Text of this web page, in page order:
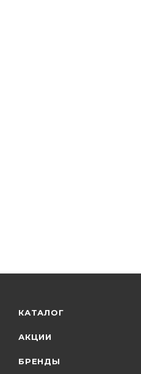
КАТАЛОГ
АКЦИИ
БРЕНДЫ